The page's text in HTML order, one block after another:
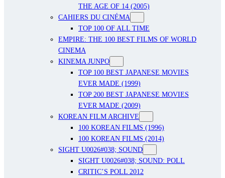
THE AGE OF 14 (2005)
CAHIERS DU CINÉMA
TOP 100 OF ALL TIME
EMPIRE: THE 100 BEST FILMS OF WORLD
CINEMA
KINEMA JUNPO
TOP 100 BEST JAPANESE MOVIES
EVER MADE (1999)
TOP 200 BEST JAPANESE MOVIES
EVER MADE (2009)
KOREAN FILM ARCHIVE
100 KOREAN FILMS (1996)
100 KOREAN FILMS (2014)
SIGHT U0026#038; SOUND
SIGHT U0026#038; SOUND: POLL
CRITIC’S POLL 2012